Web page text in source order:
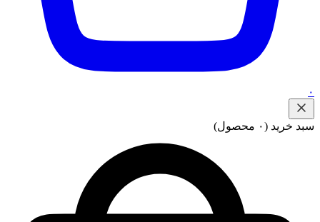
۰
سبد خرید (۰ محصول)